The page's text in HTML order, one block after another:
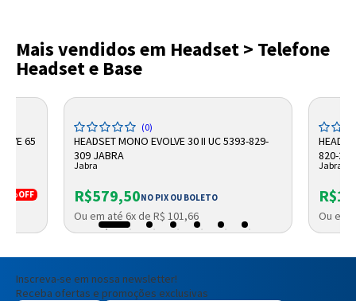
Mais vendidos em Headset > Telefone
Headset e Base
65
7%OFF
(0)
HEADSET MONO EVOLVE 30 II UC 5393-829-
309 JABRA
Jabra
R$579,50NO PIX OU BOLETO
Ou em até 6x de R$ 101,66
820-
Jabra
Ou em
Inscreva-se em nossa newsletter!
Receba ofertas e promoções exclusivas